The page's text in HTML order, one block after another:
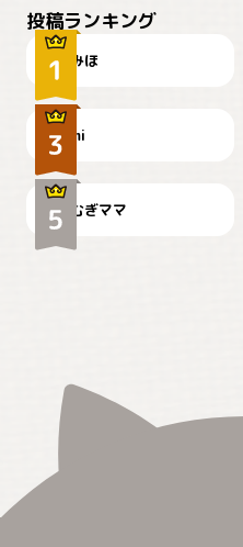
投稿ランキング
みほ
可愛い？
mi
🌻とむぎ！
むぎママ